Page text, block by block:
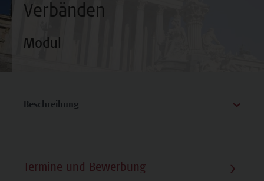
Verbänden
Modul
Beschreibung
Termine und Bewerbung